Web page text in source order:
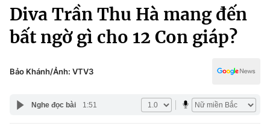
Chuyên mục
Chính trị
Pháp luật
Kinh tế
Thể thao
Truyền hình
Y tế
Công nghệ
Diva Trần Thu Hà mang đến
bất ngờ gì cho 12 Con giáp?
Bảo Khánh/Ảnh: VTV3
Nghe đọc bài 1:51